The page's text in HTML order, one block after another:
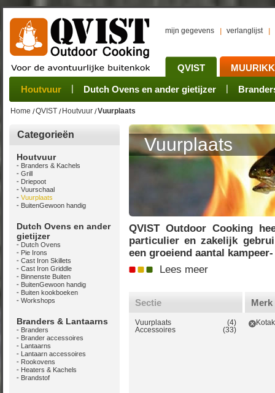
mijn gegevens verlanglijst
QVIST
Houtvuur Dutch Ovens en ander gietijzer
Grillplaat & ijzers Pannen Rookovens
Oogsten Verwerken Bewaren Onderhoud
Sets Stoves Camping sets Pots, Pans, Kettles
Home QVIST Houtvuur Vuurplaats
Categorieën
Houtvuur
Branders & Kachels
Grill
Driepoot
Vuurschaal
Vuurplaats
BuitenGewoon handig
Dutch Ovens en ander
gietijzer
Dutch Ovens
Pie Irons
Cast Iron Skillets
Cast Iron Griddle
Binnenste Buiten
BuitenGewoon handig
Buiten kookboeken
Workshops
Branders & Lantaarns
Branders
Brander accessoires
Lantaarns
Lantaarn accessoires
Rookovens
Heaters & Kachels
Brandstof
Vuurplaats
QVIST Outdoor Cooking
particulier en zakelijk
een groeiend aantal
Lees meer
Sectie
Vuurplaats
(4)
Accessoires
(33)
Merk